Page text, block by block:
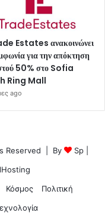
Estates ανακοινώνει
για την απόκτηση
50% στο Sofia
Ring Mall
ago
Reserved | By Sp
Κόσμος
Πολιτική